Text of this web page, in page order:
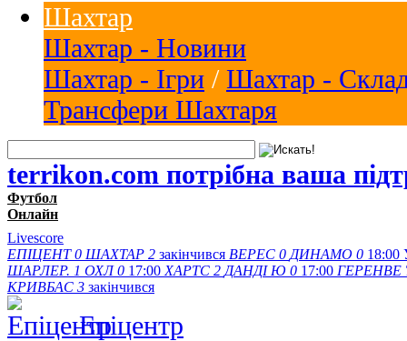
Шахтар
Шахтар - Новини
Шахтар - Ігри / Шахтар -
Трансфери Шахтаря
terrikon.com потрібна ваша
Футбол
Онлайн
Livescore
ЕПІЦЕНТ 0 ШАХТАР 2 закінчився ВЕРЕС 0 ДИНАМО 0 18:00
ШАРЛЕР. 1 ОХЛ 0 17:00 ХАРТС 2 ДАНДІ Ю 0 17:00 ГЕРЕНВЕ
КРИВБАС 3 закінчився
Епіцентр